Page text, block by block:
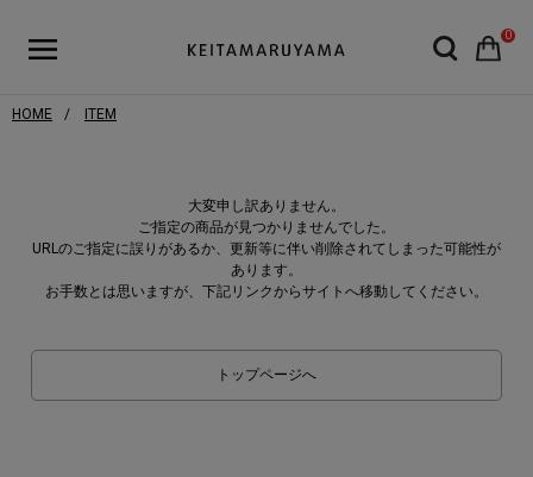
0
HOME ITEM
大変申し訳ありません。
ご指定の商品が見つかりませんでした。
URLのご指定に誤りがあるか、更新等に伴い削除されてしまった可能性が
あります。
お手数とは思いますが、下記リンクからサイトへ移動してください。
トップページへ